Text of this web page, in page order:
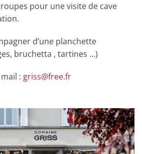
pour une visite de cave
d’une planchette
bruchetta , tartines …)
: griss@free.fr